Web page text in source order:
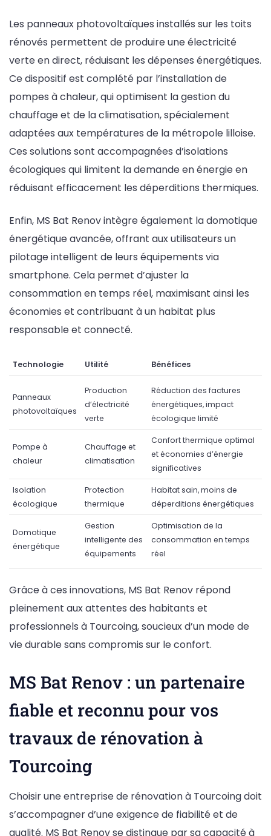
Les panneaux photovoltaïques installés sur les toits
rénovés permettent de produire une électricité
verte en direct, réduisant les dépenses énergétiques.
Ce dispositif est complété par l’installation de
pompes à chaleur, qui optimisent la gestion du
chauffage et de la climatisation, spécialement
adaptées aux températures de la métropole lilloise.
Ces solutions sont accompagnées d’isolations
écologiques qui limitent la demande en énergie en
réduisant efficacement les déperditions thermiques.
Enfin, MS Bat Renov intègre également la domotique
énergétique avancée, offrant aux utilisateurs un
pilotage intelligent de leurs équipements via
smartphone. Cela permet d’ajuster la
consommation en temps réel, maximisant ainsi les
économies et contribuant à un habitat plus
responsable et connecté.
Technologie Utilité Bénéfices
Panneaux
photovoltaïques
Production
d’électricité
verte
Réduction des factures
énergétiques, impact
écologique limité
Pompe à
chaleur
Chauffage et
climatisation
Confort thermique optimal
et économies d’énergie
significatives
Isolation
écologique
Protection
thermique
Habitat sain, moins de
déperditions énergétiques
Domotique
énergétique
Gestion
intelligente des
équipements
Optimisation de la
consommation en temps
réel
Grâce à ces innovations, MS Bat Renov répond
pleinement aux attentes des habitants et
professionnels à Tourcoing, soucieux d’un mode de
vie durable sans compromis sur le confort.
MS Bat Renov : un partenaire
fiable et reconnu pour vos
travaux de rénovation à
Tourcoing
Choisir une entreprise de rénovation à Tourcoing doit
s’accompagner d’une exigence de fiabilité et de
qualité. MS Bat Renov se distingue par sa capacité à